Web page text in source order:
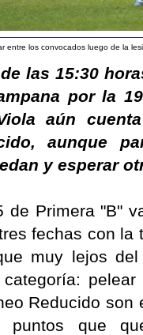
entre los convocados luego de la
las 15:30
por la
aún
aunque
y esperar
de Primera "B"
fechas con
muy lejos
Reducido
puntos que